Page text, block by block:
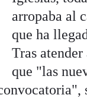
arropaba al
que ha
Tras
que "las